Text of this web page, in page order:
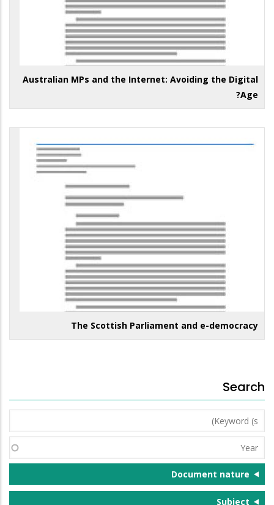
Australian MPs and the Internet: Avoiding the Digital
Age?
The Scottish Parliament and e-democracy
Search
Keyword
(s)
Year
Document nature
Subject